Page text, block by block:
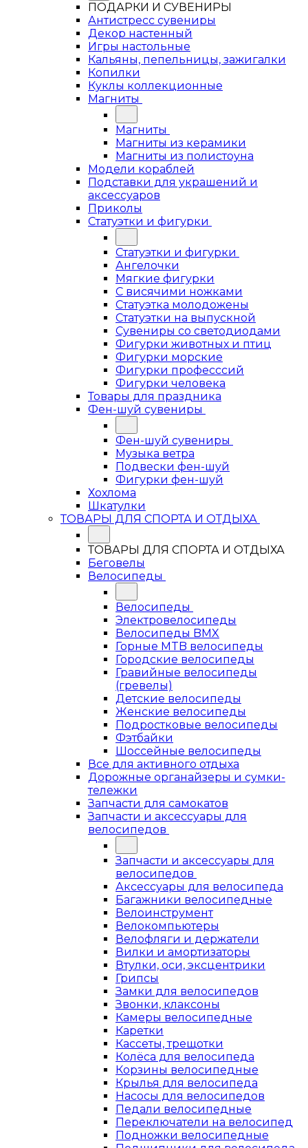
ПОДАРКИ И СУВЕНИРЫ
Антистресс сувениры
Декор настенный
Игры настольные
Кальяны, пепельницы, зажигалки
Копилки
Куклы коллекционные
Магниты
Магниты
Магниты из керамики
Магниты из полистоуна
Модели кораблей
Подставки для украшений и
аксессуаров
Приколы
Статуэтки и фигурки
Статуэтки и фигурки
Ангелочки
Мягкие фигурки
С висячими ножками
Статуэтка молодожены
Статуэтки на выпускной
Сувениры со светодиодами
Фигурки животных и птиц
Фигурки морские
Фигурки професссий
Фигурки человека
Товары для праздника
Фен-шуй сувениры
Фен-шуй сувениры
Музыка ветра
Подвески фен-шуй
Фигурки фен-шуй
Хохлома
Шкатулки
ТОВАРЫ ДЛЯ СПОРТА И ОТДЫХА
ТОВАРЫ ДЛЯ СПОРТА И ОТДЫХА
Беговелы
Велосипеды
Велосипеды
Электровелосипеды
Велосипеды BMX
Горные MTB велосипеды
Городские велосипеды
Гравийные велосипеды
(гревелы)
Детские велосипеды
Женские велосипеды
Подростковые велосипеды
Фэтбайки
Шоссейные велосипеды
Все для активного отдыха
Дорожные органайзеры и сумки-
тележки
Запчасти для самокатов
Запчасти и аксессуары для
велосипедов
Запчасти и аксессуары для
велосипедов
Аксессуары для велосипеда
Багажники велосипедные
Велоинструмент
Велокомпьютеры
Велофляги и держатели
Вилки и амортизаторы
Втулки, оси, эксцентрики
Грипсы
Замки для велосипедов
Звонки, клаксоны
Камеры велосипедные
Каретки
Кассеты, трещотки
Колёса для велосипеда
Корзины велосипедные
Крылья для велосипеда
Насосы для велосипедов
Педали велосипедные
Переключатели на велосипед
Подножки велосипедные